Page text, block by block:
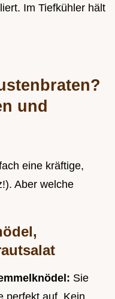
Im Tiefkühler hält
und
eine kräftige,
Aber welche
Sie
perfekt auf. Kein